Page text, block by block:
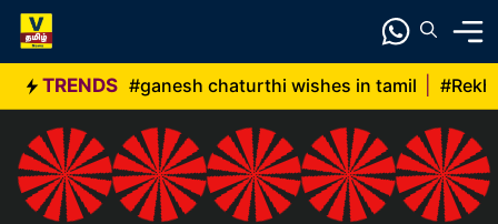
Skip
content
TRENDS #ganesh chaturthi wishes in tamil